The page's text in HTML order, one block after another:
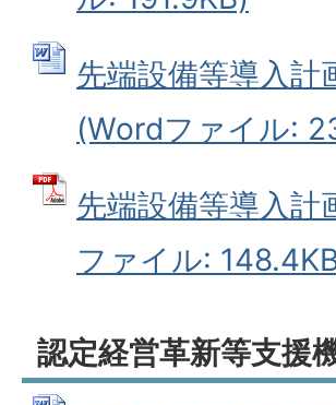
先端設備等導入計
(Wordファイル:
先端設備等導入計
ファイル:
認定経営革新等支援